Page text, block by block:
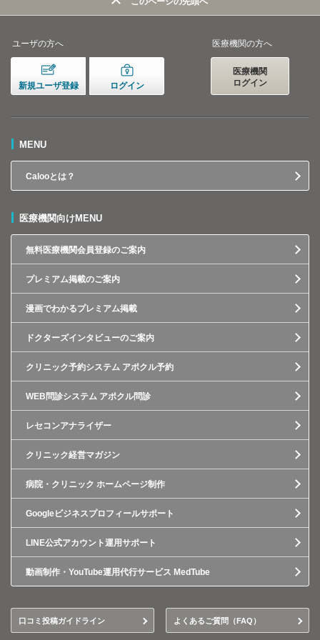
ユーザの方へ
新規ユーザ登録 ログイン
医療機関の方へ
医療機関
ログイン
MENU
Calooとは？
医療機関向けMENU
無料医療機関会員登録のご案内
プレミアム掲載のご案内
漫画でわかるプレミアム掲載
ドクターズインタビューのご案内
クリニック予約システム アポクル予約
WEB問診システム アポクル問診
レセコンアナライザー
クリニック経営マガジン
病院・クリニック ホームページ制作
Googleビジネスプロフィールサポート
LINE公式アカウント運用サポート
動画制作・YouTube運用代行サービス MedTube
口コミ投稿ガイドライン よくあるご質問（FAQ）